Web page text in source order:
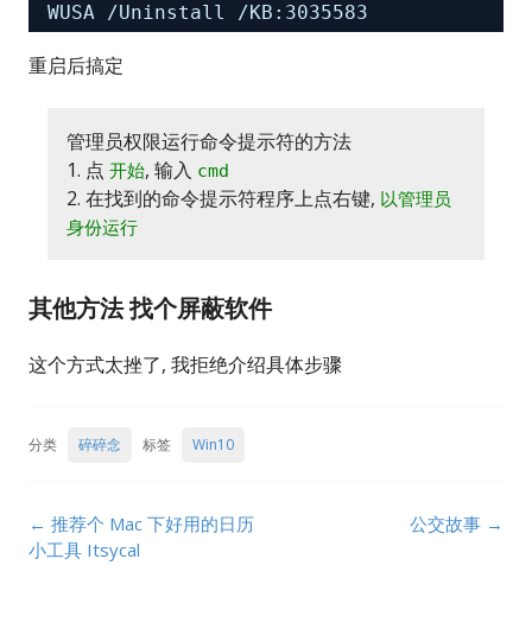
WUSA /Uninstall /KB :3035583
重启后搞定
管理员权限运行命令提示符的方法
1. 点 开始, 输入 cmd
2. 在找到的命令提示符程序上点右键, 以管理员
身份运行
其他方法 找个屏蔽软件
这个方式太挫了, 我拒绝介绍具体步骤
分类 碎碎念 标签 Win10
Post
navigation
← 推荐个 Mac 下好用的日历
小工具 Itsycal
公交故事 →